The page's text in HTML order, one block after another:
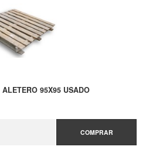
95X95 USADO
COMPRAR